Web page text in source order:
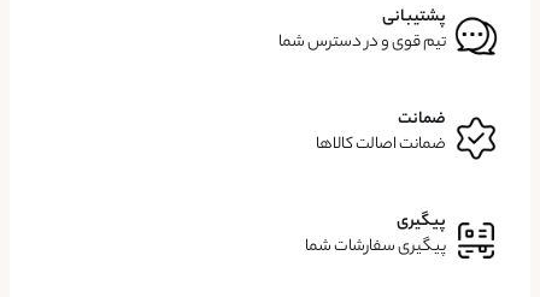
پشتیبانی
تیم قوی و در دسترس شما
ضمانت
ضمانت اصالت کالاها
پیگیری
پیگیری سفارشات شما